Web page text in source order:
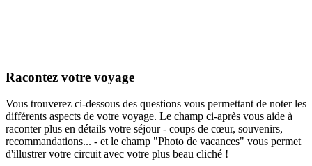
Racontez votre voyage
Vous trouverez ci-dessous des questions vous permettant de noter les
différents aspects de votre voyage. Le champ ci-après vous aide à
raconter plus en détails votre séjour - coups de cœur, souvenirs,
recommandations... - et le champ "Photo de vacances" vous permet
d'illustrer votre circuit avec votre plus beau cliché !